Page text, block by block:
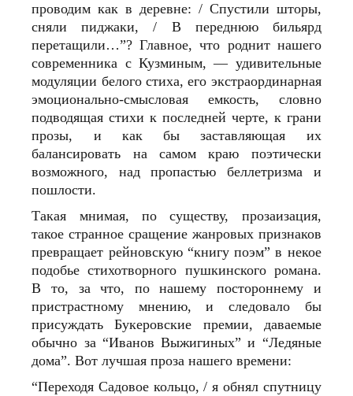
проводим как в деревне: / Спустили шторы,
сняли пиджаки, / В переднюю бильярд
перетащили…”? Главное, что роднит нашего
современника с Кузминым, — удивительные
модуляции белого стиха, его экстраординарная
эмоционально-смысловая емкость, словно
подводящая стихи к последней черте, к грани
прозы, и как бы заставляющая их
балансировать на самом краю поэтически
возможного, над пропастью беллетризма и
пошлости.
Такая мнимая, по существу, прозаизация,
такое странное сращение жанровых признаков
превращает рейновскую “книгу поэм” в некое
подобье стихотворного пушкинского романа.
В то, за что, по нашему постороннему и
пристрастному мнению, и следовало бы
присуждать Букеровские премии, даваемые
обычно за “Иванов Выжигиных” и “Ледяные
дома”. Вот лучшая проза нашего времени:
“Переходя Садовое кольцо, / я обнял спутницу